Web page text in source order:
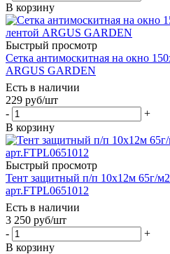
В корзину
Быстрый просмотр
Сетка антимоскитная на окно
ARGUS GARDEN
Есть в наличии
229 руб/шт
-
+
В корзину
Быстрый просмотр
Тент защитный п/п 10х12м 65г/
арт.FTPL0651012
Есть в наличии
3 250 руб/шт
-
+
В корзину